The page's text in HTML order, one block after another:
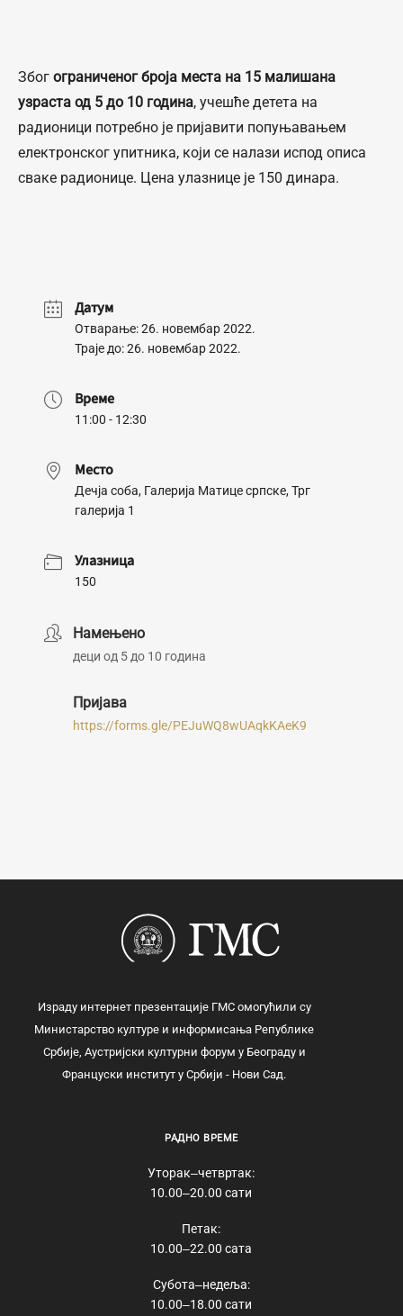
Због ограниченог броја места на 15 малишана
узраста од 5 до 10 година, учешће детета на
радионици потребно је пријавити попуњавањем
електронског упитника, који се налази испод описа
сваке радионице. Цена улазнице је 150 динара.
Датум
Отварање: 26. новембар 2022.
Траје до: 26. новембар 2022.
Време
11:00 - 12:30
Место
Дечја соба, Галерија Матице српске, Трг
галерија 1
Улазница
150
Намењено
деци од 5 до 10 година
Пријава
https://forms.gle/PEJuWQ8wUAqkKAeK9
Израду интернет презентације ГМС омогућили су
Министарство културе и информисања Републике
Србије, Аустријски културни форум у Београду и
Француски институт у Србији - Нови Сад.
РАДНО ВРЕМЕ
Уторак‒четвртак:
10.00‒20.00 сати
Петак:
10.00‒22.00 сата
Субота‒недеља:
10.00‒18.00 сати